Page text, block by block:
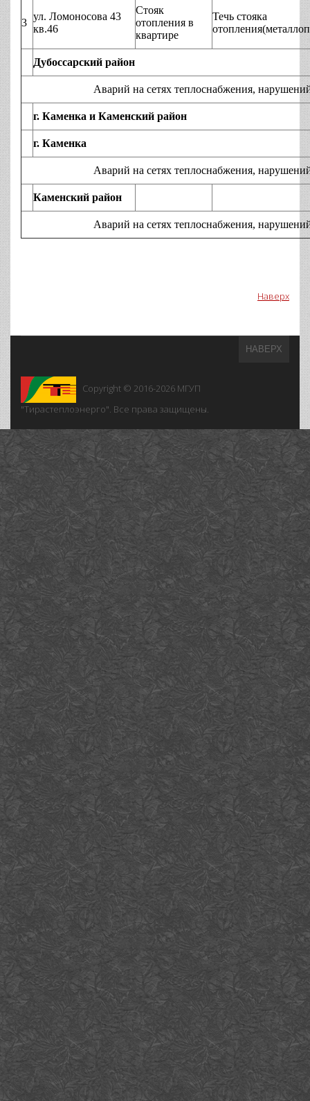
3
ул. Ломоносова 43
кв.46
Стояк
отопления в
квартире
Течь стояка
Дубоссарский район
Аварий на сетях теплоснабжения, нарушений
г. Каменка и Каменский район
г. Каменка
Аварий на сетях теплоснабжения, нарушений
Каменский район
Аварий на сетях теплоснабжения, нарушений
Наверх
НАВЕРХ
Copyright © 2016-2026 МГУП
"Тирастеплоэнерго". Все права защищены.